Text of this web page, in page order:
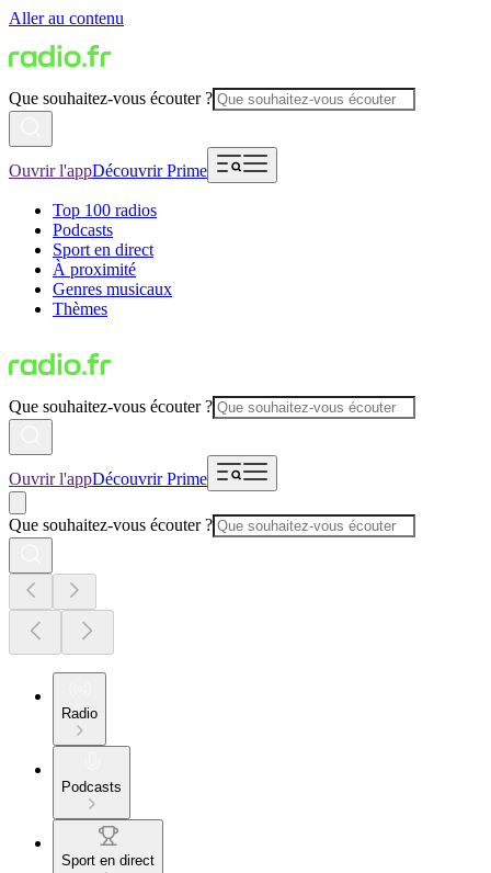
Aller au contenu
Que souhaitez-vous écouter ?
Ouvrir l'appDécouvrir Prime
Top 100 radios
Podcasts
Sport en direct
À proximité
Genres musicaux
Thèmes
Que souhaitez-vous écouter ?
Ouvrir l'appDécouvrir Prime
Que souhaitez-vous écouter ?
Radio
Podcasts
Sport en direct